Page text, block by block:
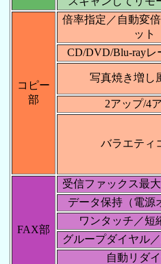
コピー
部
倍率指定／自動変
ット
CD/DVD/Blu-rayレ
写真焼き増し
2アップ/4
バラエティ
FAX部
受信ファックス最
データ保持（電源
ワンタッチ／短
グループダイヤル
自動リダ